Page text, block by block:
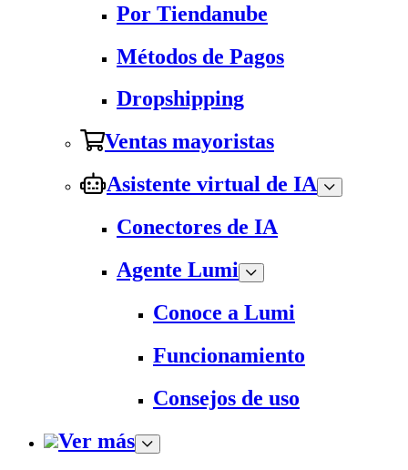
Por Tiendanube
Métodos de Pagos
Dropshipping
Ventas mayoristas
Asistente virtual de IA
Conectores de IA
Agente Lumi
Conoce a Lumi
Funcionamiento
Consejos de uso
Ver más